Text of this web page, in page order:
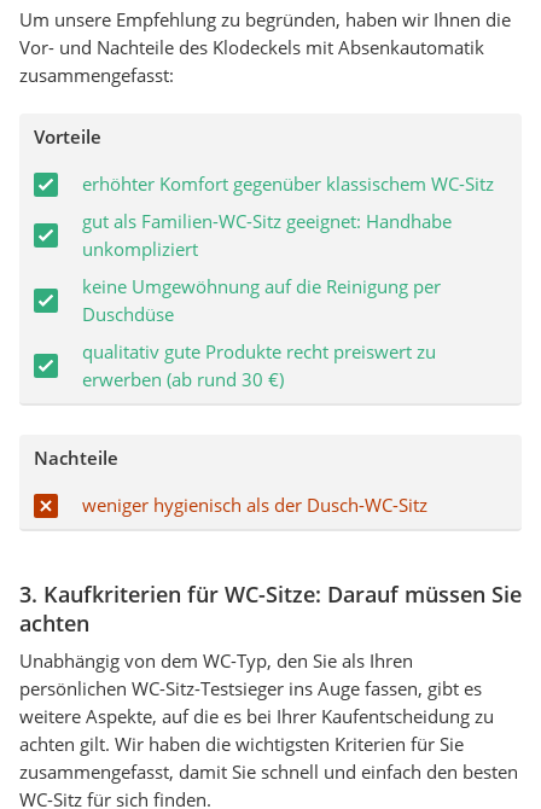
Um unsere Empfehlung zu begründen, haben wir Ihnen die
Vor- und Nachteile des Klodeckels mit Absenkautomatik
zusammengefasst:
Vorteile
erhöhter Komfort gegenüber klassischem WC-Sitz
gut als Familien-WC-Sitz geeignet: Handhabe
unkompliziert
keine Umgewöhnung auf die Reinigung per
Duschdüse
qualitativ gute Produkte recht preiswert zu
erwerben (ab rund 30 €)
Nachteile
weniger hygienisch als der Dusch-WC-Sitz
3. Kaufkriterien für WC-Sitze: Darauf müssen Sie
achten
Unabhängig von dem WC-Typ, den Sie als Ihren
persönlichen WC-Sitz-Testsieger ins Auge fassen, gibt es
weitere Aspekte, auf die es bei Ihrer Kaufentscheidung zu
achten gilt. Wir haben die wichtigsten Kriterien für Sie
zusammengefasst, damit Sie schnell und einfach den besten
WC-Sitz für sich finden.